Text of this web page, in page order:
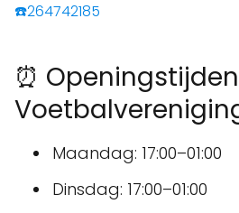
☎️264742185
⏰
Maandag: 17:00–01:00
Dinsdag: 17:00–01:00